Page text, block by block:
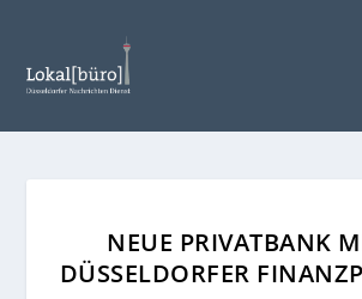
NEUE PRIVATBANK
DÜSSELDORFER